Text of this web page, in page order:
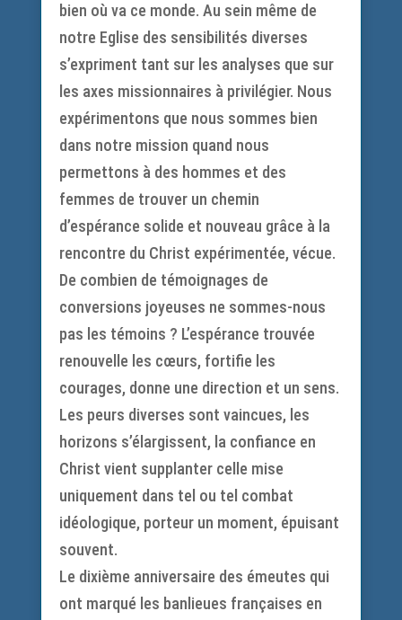
bien où va ce monde. Au sein même de
notre Eglise des sensibilités diverses
s’expriment tant sur les analyses que sur
les axes missionnaires à privilégier. Nous
expérimentons que nous sommes bien
dans notre mission quand nous
permettons à des hommes et des
femmes de trouver un chemin
d’espérance solide et nouveau grâce à la
rencontre du Christ expérimentée, vécue.
De combien de témoignages de
conversions joyeuses ne sommes-nous
pas les témoins ? L’espérance trouvée
renouvelle les cœurs, fortifie les
courages, donne une direction et un sens.
Les peurs diverses sont vaincues, les
horizons s’élargissent, la confiance en
Christ vient supplanter celle mise
uniquement dans tel ou tel combat
idéologique, porteur un moment, épuisant
souvent.
Le dixième anniversaire des émeutes qui
ont marqué les banlieues françaises en